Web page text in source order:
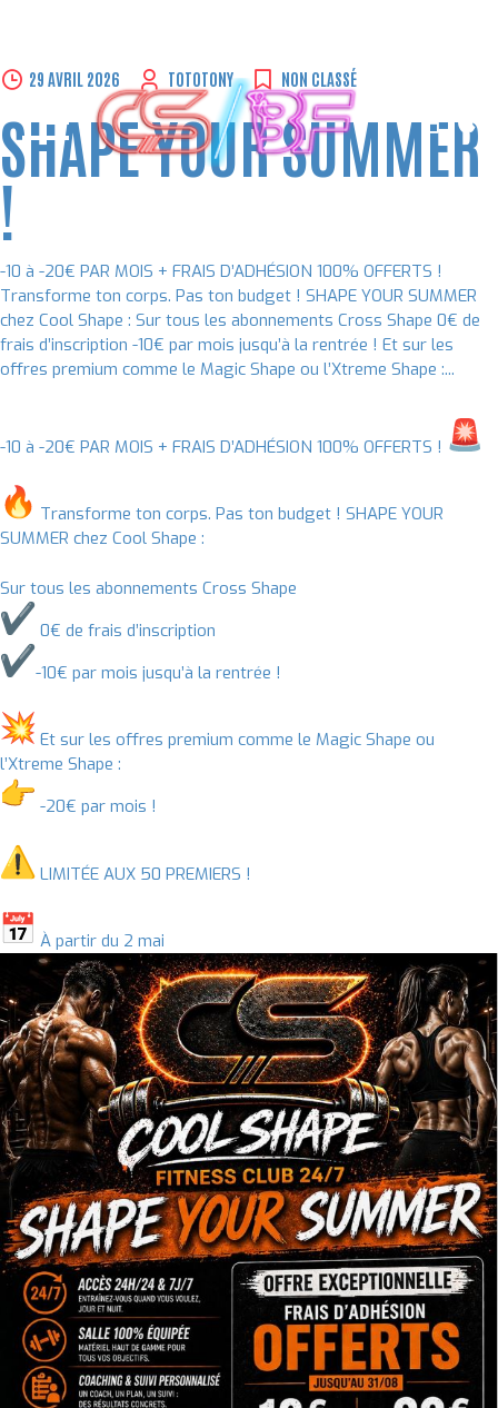
Skip
content
29 AVRIL 2026 TOTOTONY NON CLASSÉ
SHAPE YOUR SUMMER
!
-10 à -20€ PAR MOIS + FRAIS D’ADHÉSION 100% OFFERTS !
Transforme ton corps. Pas ton budget ! SHAPE YOUR SUMMER
chez Cool Shape : Sur tous les abonnements Cross Shape 0€ de
frais d’inscription -10€ par mois jusqu’à la rentrée ! Et sur les
offres premium comme le Magic Shape ou l’Xtreme Shape :...
-10 à -20€ PAR MOIS + FRAIS D’ADHÉSION 100% OFFERTS !
Transforme ton corps. Pas ton budget ! SHAPE YOUR
SUMMER chez Cool Shape :
Sur tous les abonnements Cross Shape
0€ de frais d’inscription
-10€ par mois jusqu’à la rentrée !
Et sur les offres premium comme le Magic Shape ou
l’Xtreme Shape :
-20€ par mois !
LIMITÉE AUX 50 PREMIERS !
À partir du 2 mai